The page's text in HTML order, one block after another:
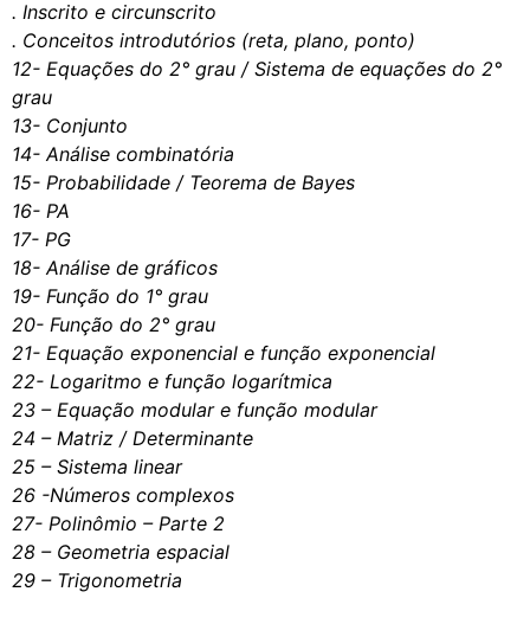
. Inscrito e circunscrito
. Conceitos introdutórios (reta, plano, ponto)
12- Equações do 2° grau / Sistema de equações do 2°
grau
13- Conjunto
14- Análise combinatória
15- Probabilidade / Teorema de Bayes
16- PA
17- PG
18- Análise de gráficos
19- Função do 1° grau
20- Função do 2° grau
21- Equação exponencial e função exponencial
22- Logaritmo e função logarítmica
23 – Equação modular e função modular
24 – Matriz / Determinante
25 – Sistema linear
26 -Números complexos
27- Polinômio – Parte 2
28 – Geometria espacial
29 – Trigonometria